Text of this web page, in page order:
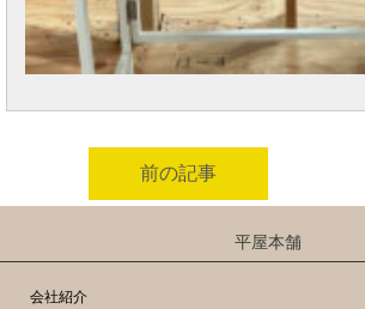
前の記事
平屋本舗
会社紹介